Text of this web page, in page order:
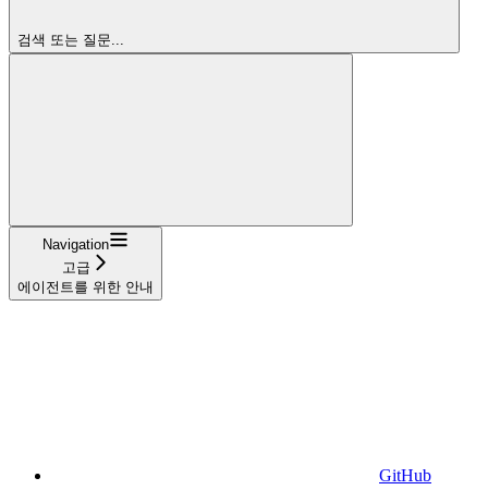
검색 또는 질문...
Navigation
고급
에이전트를 위한 안내
GitHub